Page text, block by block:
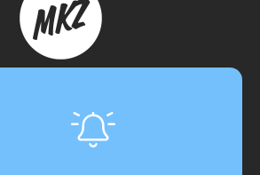
proActiva / redcell
Sede operativa